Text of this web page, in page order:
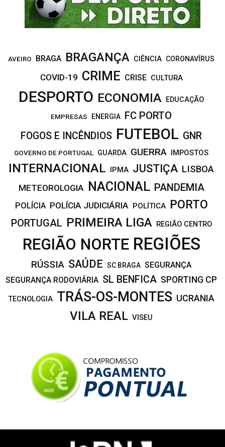
AVEIRO BRAGA BRAGANÇA CIÊNCIA CORONAVÍRUS
COVID-19 CRIME CRISE CULTURA
DESPORTO ECONOMIA EDUCAÇÃO
EMPRESAS ENERGIA FC PORTO
FOGOS E INCÊNDIOS FUTEBOL GNR
GOVERNO DE PORTUGAL GUARDA GUERRA IMPOSTOS
INTERNACIONAL IPMA JUSTIÇA LISBOA
METEOROLOGIA NACIONAL PANDEMIA
POLÍCIA POLÍCIA JUDICIÁRIA POLÍTICA PORTO
PORTUGAL PRIMEIRA LIGA REGIÃO CENTRO
REGIÃO NORTE REGIÕES
RÚSSIA SAÚDE SC BRAGA SEGURANÇA
SEGURANÇA RODOVIÁRIA SL BENFICA SPORTING CP
TECNOLOGIA TRÁS-OS-MONTES UCRANIA
VILA REAL VISEU